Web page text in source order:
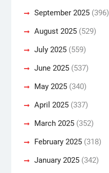
September 2025(396)
August 2025(529)
July 2025(559)
June 2025(537)
May 2025(340)
April 2025(337)
March 2025(352)
February 2025(318)
January 2025(342)